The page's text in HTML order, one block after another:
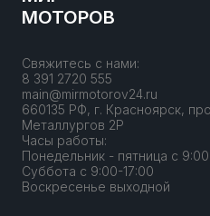
МОТОРОВ
Свяжитесь с нами:
8 391 2720 555
main@mirmotorov24.ru
660135 РФ, г. Красноярск,
Металлургов 2Р
Часы работы:
Понедельник - пятница с
Суббота с 9:00-17:00
Воскресенье выходной